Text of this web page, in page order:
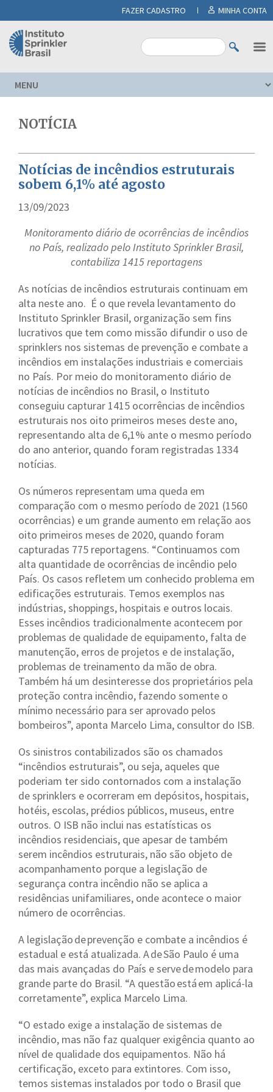
FAZER CADASTRO MINHA CONTA
NOTÍCIA
Notícias de incêndios estruturais
sobem 6,1% até agosto
13/09/2023
Monitoramento diário de ocorrências de incêndios
no País, realizado pelo Instituto Sprinkler Brasil,
contabiliza 1415 reportagens
As notícias de incêndios estruturais continuam em
alta neste ano. É o que revela levantamento do
Instituto Sprinkler Brasil, organização sem fins
lucrativos que tem como missão difundir o uso de
sprinklers nos sistemas de prevenção e combate a
incêndios em instalações industriais e comerciais
no País. Por meio do monitoramento diário de
notícias de incêndios no Brasil, o Instituto
conseguiu capturar 1415 ocorrências de incêndios
estruturais nos oito primeiros meses deste ano,
representando alta de 6,1% ante o mesmo período
do ano anterior, quando foram registradas 1334
notícias.
Os números representam uma queda em
comparação com o mesmo período de 2021 (1560
ocorrências) e um grande aumento em relação aos
oito primeiros meses de 2020, quando foram
capturadas 775 reportagens. “Continuamos com
alta quantidade de ocorrências de incêndio pelo
País. Os casos refletem um conhecido problema em
edificações estruturais. Temos exemplos nas
indústrias, shoppings, hospitais e outros locais.
Esses incêndios tradicionalmente acontecem por
problemas de qualidade de equipamento, falta de
manutenção, erros de projetos e de instalação,
problemas de treinamento da mão de obra.
Também há um desinteresse dos proprietários pela
proteção contra incêndio, fazendo somente o
mínimo necessário para ser aprovado pelos
bombeiros”, aponta Marcelo Lima, consultor do ISB.
Os sinistros contabilizados são os chamados
“incêndios estruturais”, ou seja, aqueles que
poderiam ter sido contornados com a instalação
de sprinklers e ocorreram em depósitos, hospitais,
hotéis, escolas, prédios públicos, museus, entre
outros. O ISB não inclui nas estatísticas os
incêndios residenciais, que apesar de também
serem incêndios estruturais, não são objeto de
acompanhamento porque a legislação de
segurança contra incêndio não se aplica a
residências unifamiliares, onde acontece o maior
número de ocorrências.
A legislação de prevenção e combate a incêndios é
estadual e está atualizada. A de São Paulo é uma
das mais avançadas do País e serve de modelo para
grande parte do Brasil. “A questão está em aplicá-la
corretamente”, explica Marcelo Lima.
“O estado exige a instalação de sistemas de
incêndio, mas não faz qualquer exigência quanto ao
nível de qualidade dos equipamentos. Não há
certificação, exceto para extintores. Com isso,
temos sistemas instalados por todo o Brasil que